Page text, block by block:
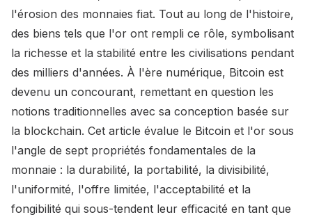
l'érosion des monnaies fiat. Tout au long de l'histoire,
des biens tels que l'or ont rempli ce rôle, symbolisant
la richesse et la stabilité entre les civilisations pendant
des milliers d'années. À l'ère numérique, Bitcoin est
devenu un concourant, remettant en question les
notions traditionnelles avec sa conception basée sur
la blockchain. Cet article évalue le Bitcoin et l'or sous
l'angle de sept propriétés fondamentales de la
monnaie : la durabilité, la portabilité, la divisibilité,
l'uniformité, l'offre limitée, l'acceptabilité et la
fongibilité qui sous-tendent leur efficacité en tant que